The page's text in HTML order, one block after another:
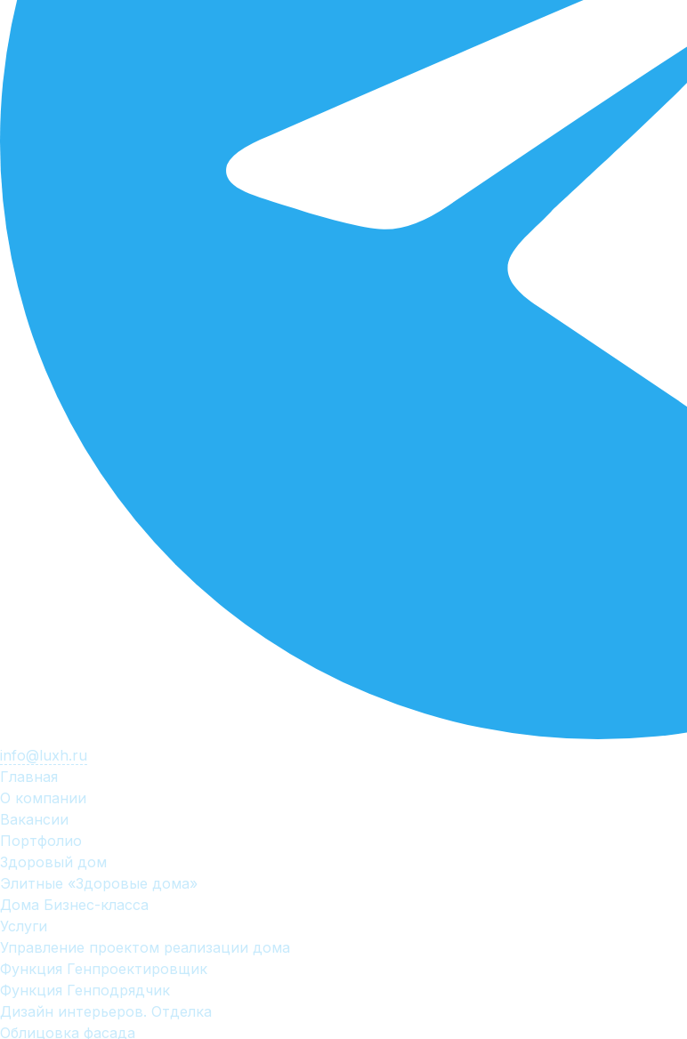
info@luxh.ru
Главная
О компании
Вакансии
Портфолио
Здоровый дом
Элитные «Здоровые дома»
Дома Бизнес-класса
Услуги
Управление проектом реализации дома
Функция Генпроектировщик
Функция Генподрядчик
Дизайн интерьеров. Отделка
Облицовка фасада